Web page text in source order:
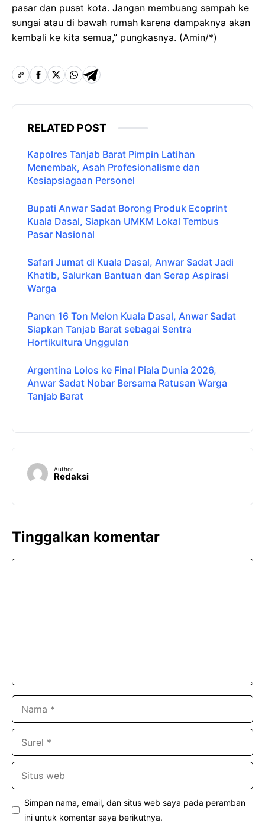
pasar dan pusat kota. Jangan membuang sampah ke
sungai atau di bawah rumah karena dampaknya akan
kembali ke kita semua,” pungkasnya. (Amin/*)
RELATED POST
Kapolres Tanjab Barat Pimpin Latihan
Menembak, Asah Profesionalisme dan
Kesiapsiagaan Personel
Bupati Anwar Sadat Borong Produk Ecoprint
Kuala Dasal, Siapkan UMKM Lokal Tembus
Pasar Nasional
Safari Jumat di Kuala Dasal, Anwar Sadat Jadi
Khatib, Salurkan Bantuan dan Serap Aspirasi
Warga
Panen 16 Ton Melon Kuala Dasal, Anwar Sadat
Siapkan Tanjab Barat sebagai Sentra
Hortikultura Unggulan
Argentina Lolos ke Final Piala Dunia 2026,
Anwar Sadat Nobar Bersama Ratusan Warga
Tanjab Barat
Author
Redaksi
Tinggalkan komentar
Simpan nama, email, dan situs web saya pada peramban
ini untuk komentar saya berikutnya.